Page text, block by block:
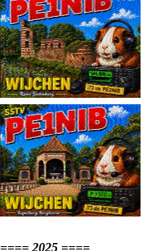
==== 2025 ====